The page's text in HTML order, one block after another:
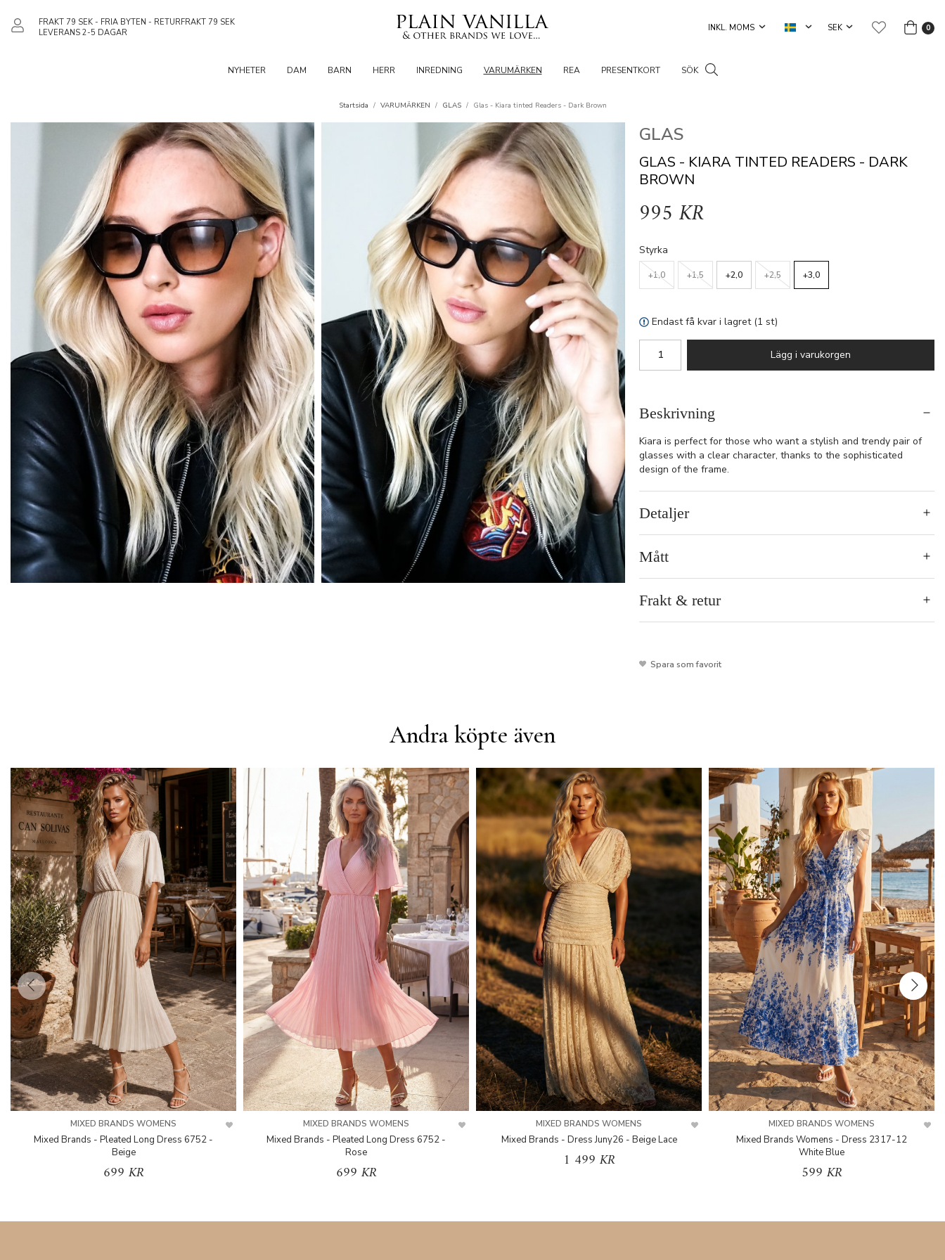
FRAKT 79 SEK - FRIA BYTEN - RETURFRAKT 79 SEK
LEVERANS 2-5 DAGAR
0
NYHETER DAM BARN HERR INREDNING VARUMÄRKEN REA PRESENTKORT SÖK
Startsida / VARUMÄRKEN / GLAS / Glas - Kiara tinted Readers - Dark Brown
GLAS
GLAS - KIARA TINTED READERS - DARK
BROWN
995 KR
Styrka
+1,0 +1,5 +2,0 +2,5 +3,0
Endast få kvar i lagret (1 st)
Lägg i varukorgen
Beskrivning
Kiara is perfect for those who want a stylish and trendy pair of
glasses with a clear character, thanks to the sophisticated
design of the frame.
Detaljer
Mått
Frakt & retur
Spara som favorit
Andra köpte även
MIXED BRANDS WOMENS
Mixed Brands - Pleated Long Dress 6752 -
Beige
699 KR
MIXED BRANDS WOMENS
Mixed Brands - Pleated Long Dress 6752 -
Rose
699 KR
MIXED BRANDS WOMENS
Mixed Brands - Dress Juny26 - Beige Lace
1 499 KR
MIXED BRANDS WOMENS
Mixed Brands Womens - Dress 2317-12
White Blue
599 KR